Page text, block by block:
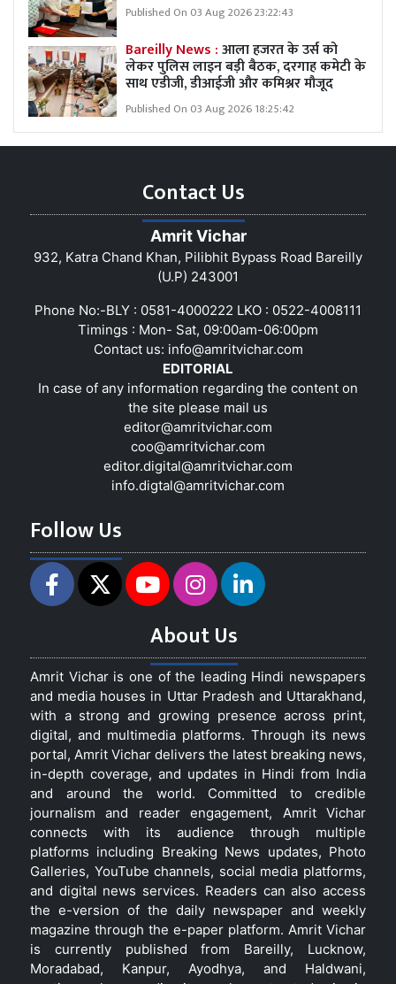
Published On 03 Aug 2026 23:22:43
Bareilly News :आला हजरत के उर्स को
लेकर पुलिस लाइन बड़ी बैठक, दरगाह कमेटी के
साथ एडीजी, डीआईजी और कमिश्नर मौजूद
Published On 03 Aug 2026 18:25:42
Contact Us
Amrit Vichar
932, Katra Chand Khan, Pilibhit Bypass Road Bareilly
(U.P) 243001
Phone No:-BLY : 0581-4000222 LKO : 0522-4008111
Timings : Mon- Sat, 09:00am-06:00pm
Contact us: info@amritvichar.com
EDITORIAL
In case of any information regarding the content on
the site please mail us
editor@amritvichar.com
coo@amritvichar.com
editor.digital@amritvichar.com
info.digtal@amritvichar.com
Follow Us
About Us
Amrit Vichar is one of the leading Hindi newspapers
and media houses in Uttar Pradesh and Uttarakhand,
with a strong and growing presence across print,
digital, and multimedia platforms. Through its news
portal, Amrit Vichar delivers the latest breaking news,
in-depth coverage, and updates in Hindi from India
and around the world. Committed to credible
journalism and reader engagement, Amrit Vichar
connects with its audience through multiple
platforms including Breaking News updates, Photo
Galleries, YouTube channels, social media platforms,
and digital news services. Readers can also access
the e-version of the daily newspaper and weekly
magazine through the e-paper platform. Amrit Vichar
is currently published from Bareilly, Lucknow,
Moradabad, Kanpur, Ayodhya, and Haldwani,